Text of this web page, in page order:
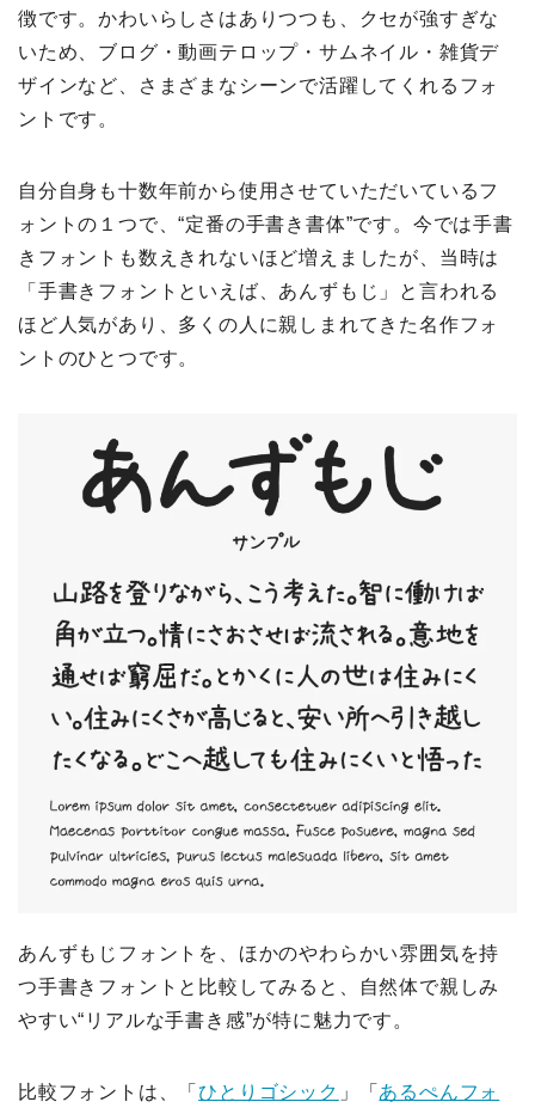
徴です。かわいらしさはありつつも、クセが強すぎな
いため、ブログ・動画テロップ・サムネイル・雑貨デ
ザインなど、さまざまなシーンで活躍してくれるフォ
ントです。
自分自身も十数年前から使用させていただいているフ
ォントの１つで、“定番の手書き書体”です。今では手書
きフォントも数えきれないほど増えましたが、当時は
「手書きフォントといえば、あんずもじ」と言われる
ほど人気があり、多くの人に親しまれてきた名作フォ
ントのひとつです。
あんずもじフォントを、ほかのやわらかい雰囲気を持
つ手書きフォントと比較してみると、自然体で親しみ
やすい“リアルな手書き感”が特に魅力です。
比較フォントは、「ひとりゴシック 」「 あるぺんフォ